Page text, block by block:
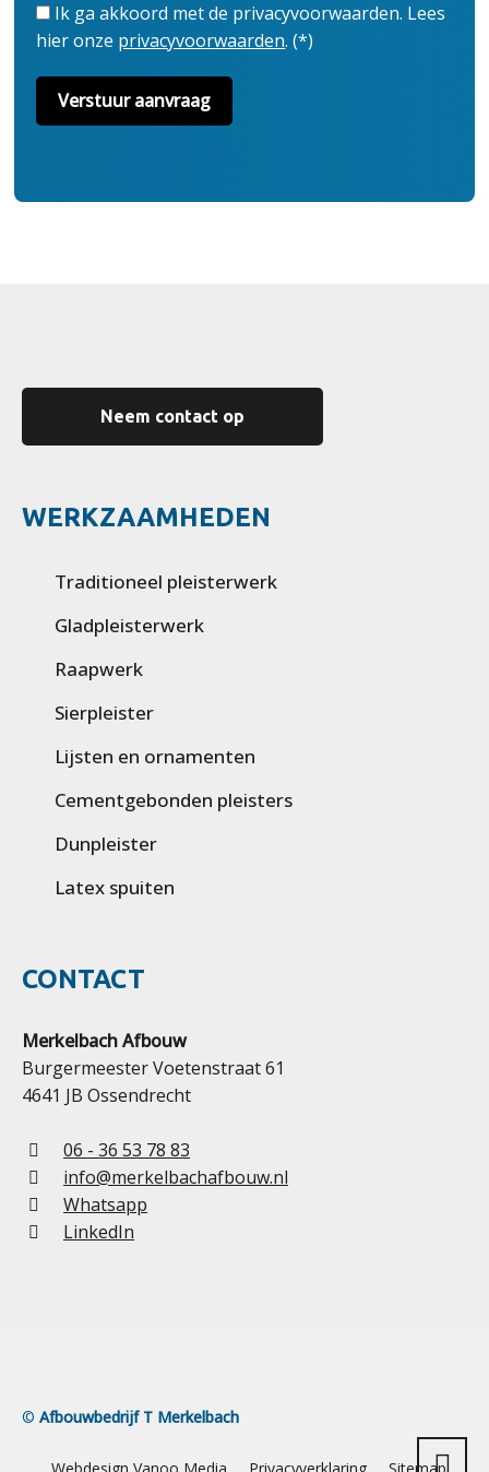
Ik ga akkoord met de privacyvoorwaarden. Lees
hier onze privacyvoorwaarden. (*)
Neem contact op
WERKZAAMHEDEN
Traditioneel pleisterwerk
Gladpleisterwerk
Raapwerk
Sierpleister
Lijsten en ornamenten
Cementgebonden pleisters
Dunpleister
Latex spuiten
CONTACT
Merkelbach Afbouw
Burgermeester Voetenstraat 61
4641 JB Ossendrecht
06 - 36 53 78 83
info@merkelbachafbouw.nl
Whatsapp
LinkedIn
© Afbouwbedrijf T Merkelbach